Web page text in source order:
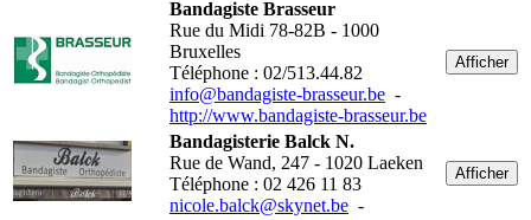
Bandagiste Brasseur
Rue du Midi 78-82B - 1000
Bruxelles
Téléphone : 02/513.44.82
info@bandagiste-brasseur.be -
http://www.bandagiste-brasseur.be
Afficher
Bandagisterie Balck N.
Rue de Wand, 247 - 1020 Laeken
Téléphone : 02 426 11 83
nicole.balck@skynet.be -
Afficher